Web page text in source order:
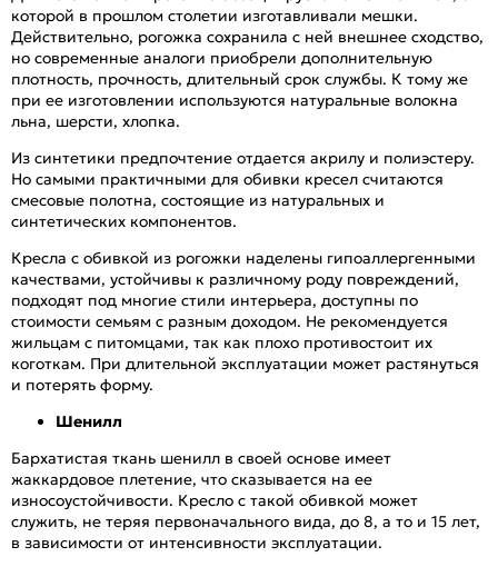
которой в прошлом столетии изготавливали мешки.
Действительно, рогожка сохранила с ней внешнее сходство,
но современные аналоги приобрели дополнительную
плотность, прочность, длительный срок службы. К тому же
при ее изготовлении используются натуральные волокна
льна, шерсти, хлопка.
Из синтетики предпочтение отдается акрилу и полиэстеру.
Но самыми практичными для обивки кресел считаются
смесовые полотна, состоящие из натуральных и
синтетических компонентов.
Кресла с обивкой из рогожки наделены гипоаллергенными
качествами, устойчивы к различному роду повреждений,
подходят под многие стили интерьера, доступны по
стоимости семьям с разным доходом. Не рекомендуется
жильцам с питомцами, так как плохо противостоит их
коготкам. При длительной эксплуатации может растянуться
и потерять форму.
Шенилл
Бархатистая ткань шенилл в своей основе имеет
жаккардовое плетение, что сказывается на ее
износоустойчивости. Кресло с такой обивкой может
служить, не теряя первоначального вида, до 8, а то и 15 лет,
в зависимости от интенсивности эксплуатации.